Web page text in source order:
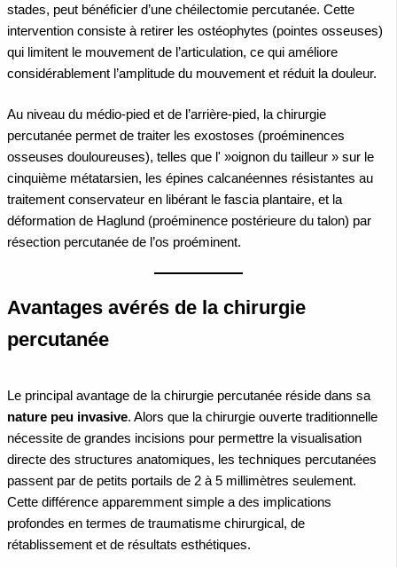
stades, peut bénéficier d’une chéilectomie percutanée. Cette
intervention consiste à retirer les ostéophytes (pointes osseuses)
qui limitent le mouvement de l’articulation, ce qui améliore
considérablement l’amplitude du mouvement et réduit la douleur.
Au niveau du médio-pied et de l’arrière-pied, la chirurgie
percutanée permet de traiter les exostoses (proéminences
osseuses douloureuses), telles que l' »oignon du tailleur » sur le
cinquième métatarsien, les épines calcanéennes résistantes au
traitement conservateur en libérant le fascia plantaire, et la
déformation de Haglund (proéminence postérieure du talon) par
résection percutanée de l’os proéminent.
Avantages avérés de la chirurgie
percutanée
Le principal avantage de la chirurgie percutanée réside dans sa
nature peu invasive. Alors que la chirurgie ouverte traditionnelle
nécessite de grandes incisions pour permettre la visualisation
directe des structures anatomiques, les techniques percutanées
passent par de petits portails de 2 à 5 millimètres seulement.
Cette différence apparemment simple a des implications
profondes en termes de traumatisme chirurgical, de
rétablissement et de résultats esthétiques.